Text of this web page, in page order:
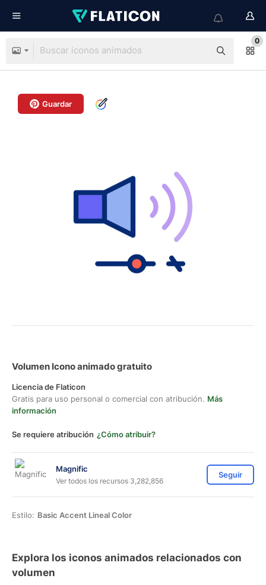
0
Guardar
Volumen Icono animado gratuito
Licencia de Flaticon
Gratis para uso personal o comercial con atribución. Más
información
Se requiere atribución ¿Cómo atribuir?
Magnific
Ver todos los recursos 3,282,856
Seguir
Estilo: Basic Accent Lineal Color
Explora los iconos animados relacionados con
volumen